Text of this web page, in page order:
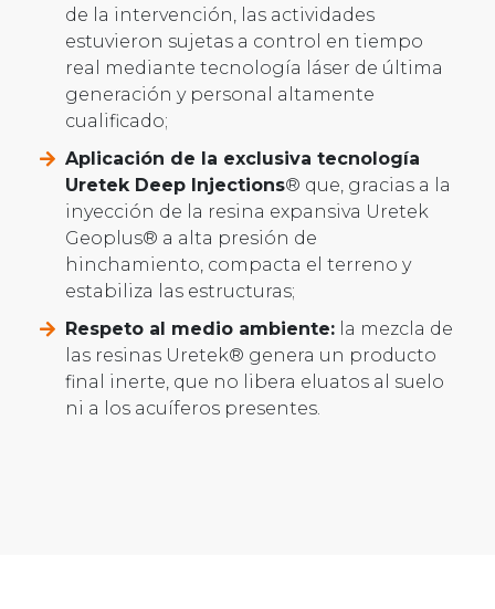
de la intervención, las actividades
estuvieron sujetas a control en tiempo
real mediante tecnología láser de última
generación y personal altamente
cualificado;
Aplicación de la exclusiva tecnología
Uretek Deep Injections® que, gracias a la
inyección de la resina expansiva Uretek
Geoplus® a alta presión de
hinchamiento, compacta el terreno y
estabiliza las estructuras;
Respeto al medio ambiente: la mezcla de
las resinas Uretek® genera un producto
final inerte, que no libera eluatos al suelo
ni a los acuíferos presentes.